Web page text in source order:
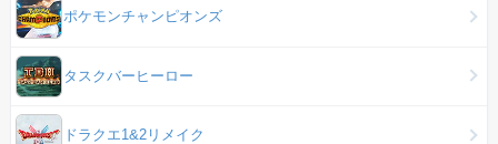
ポケモンチャンピオンズ
タスクバーヒーロー
ドラクエ1&2リメイク